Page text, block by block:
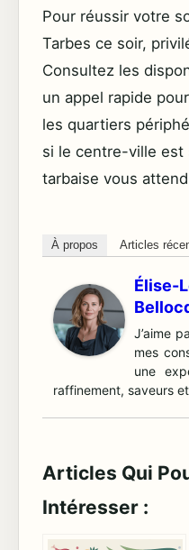
Pour réussir votre
Tarbes ce soir,
Consultez les
un appel rapide
les quartiers
si le centre-ville est
tarbaise vous
À propos Articles
Élise-
J’aime
mes
une
raffinement, saveurs
Articles Qui
Intéresser :